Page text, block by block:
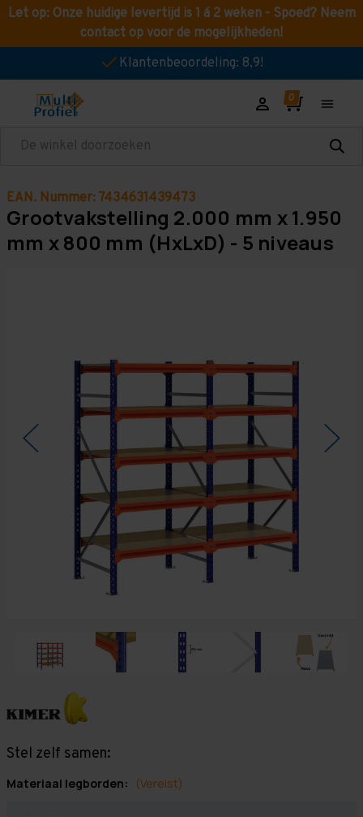
Let op: Onze huidige levertijd is 1 á 2 weken - Spoed? Neem
contact op voor de mogelijkheden!
Klantenbeoordeling: 8,9!
Zoeken
EAN. Nummer: 7434631439473
Grootvakstelling 2.000 mm x 1.950
mm x 800 mm (HxLxD) - 5 niveaus
Stel zelf samen:
Materiaal legborden: (Vereist)